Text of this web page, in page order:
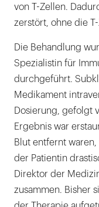
von T-Zellen.
zerstört, ohne die
Die Behandlung
Spezialistin für
durchgeführt.
Medikament
Dosierung, gefolgt
Ergebnis war
Blut entfernt
der Patientin
Direktor der
zusammen. Bisher